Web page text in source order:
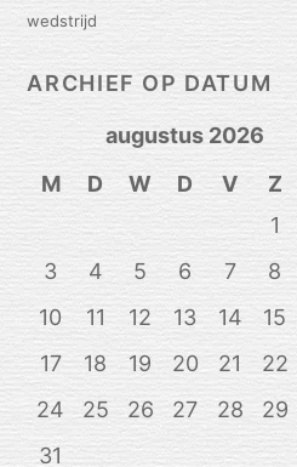
wedstrijd
ARCHIEF OP DATUM
augustus 2026
M
D W D V Z
1
3
4 5 6 7 8
10
11 12 13 14 15
17
18 19 20 21 22
24
25 26 27 28 29
31